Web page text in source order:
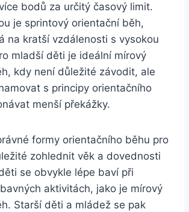
bodů za určitý časový limit.
je sprintový orientační běh,
na kratší vzdálenosti s vysokou
mladší děti je ideální mírový
kdy není důležité závodit, ale
s principy orientačního
menší překážky.
formy orientačního běhu pro
zohlednit věk a dovednosti
se obvykle lépe baví při
aktivitách, jako je mírový
Starší děti a mládež se pak